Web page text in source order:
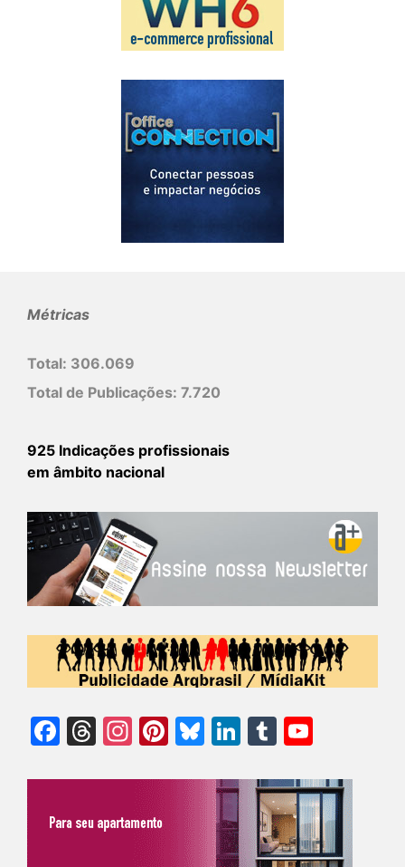
Métricas
Total: 306.069
Total de Publicações: 7.720
925 Indicações profissionais
em âmbito nacional
Facebook
Threads
Instagram
Pinterest
Bluesky
LinkedIn
Tumblr